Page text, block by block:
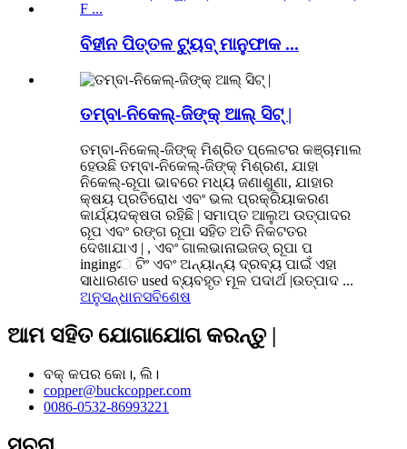
ବିହୀନ ପିତ୍ତଳ ଟ୍ୟୁବ୍ ମାନୁଫାକ ...
ତମ୍ବା-ନିକେଲ୍-ଜିଙ୍କ୍ ଆଲ୍ ସିଟ୍ |
ତମ୍ବା-ନିକେଲ୍-ଜିଙ୍କ୍ ମିଶ୍ରିତ ପ୍ଲେଟର କଞ୍ଚାମାଲ
ହେଉଛି ତମ୍ବା-ନିକେଲ୍-ଜିଙ୍କ୍ ମିଶ୍ରଣ, ଯାହା
ନିକେଲ୍-ରୂପା ଭାବରେ ମଧ୍ୟ ଜଣାଶୁଣା, ଯାହାର
କ୍ଷୟ ପ୍ରତିରୋଧ ଏବଂ ଭଲ ପ୍ରକ୍ରିୟାକରଣ
କାର୍ଯ୍ୟଦକ୍ଷତା ରହିଛି | ସମାପ୍ତ ଆଲୁଅ ଉତ୍ପାଦର
ରୂପ ଏବଂ ରଙ୍ଗ ରୂପା ସହିତ ଅତି ନିକଟତର
ଦେଖାଯାଏ | , ଏବଂ ଗାଲଭାନାଇଜଡ୍ ରୂପା ପ
ingingে ଟିଂ ଏବଂ ଅନ୍ୟାନ୍ୟ ଦ୍ରବ୍ୟ ପାଇଁ ଏହା
ସାଧାରଣତ used ବ୍ୟବହୃତ ମୂଳ ପଦାର୍ଥ |ଉତ୍ପାଦ ...
ଅନୁସନ୍ଧାନସବିଶେଷ
ଆମ ସହିତ ଯୋଗାଯୋଗ କରନ୍ତୁ |
ବକ୍ କପର କୋ।, ଲି।
copper@buckcopper.com
0086-0532-86993221